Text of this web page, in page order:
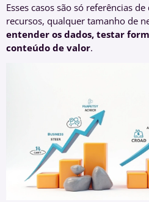
Esses casos são só referências
recursos, qualquer tamanho de
entender os dados, testar
conteúdo de valor.